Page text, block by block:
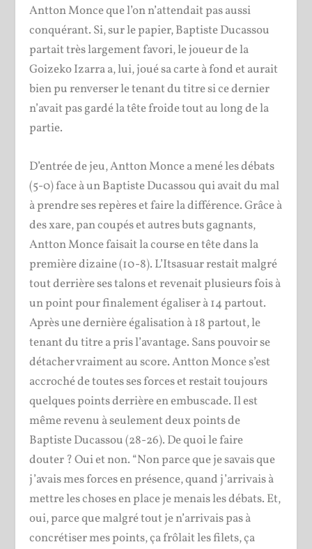
Antton Monce que l’on n’attendait pas aussi
conquérant. Si, sur le papier, Baptiste Ducassou
partait très largement favori, le joueur de la
Goizeko Izarra a, lui, joué sa carte à fond et aurait
bien pu renverser le tenant du titre si ce dernier
n’avait pas gardé la tête froide tout au long de la
partie.
D’entrée de jeu, Antton Monce a mené les débats
(5-0) face à un Baptiste Ducassou qui avait du mal
à prendre ses repères et faire la différence. Grâce à
des xare, pan coupés et autres buts gagnants,
Antton Monce faisait la course en tête dans la
première dizaine (10-8). L’Itsasuar restait malgré
tout derrière ses talons et revenait plusieurs fois à
un point pour finalement égaliser à 14 partout.
Après une dernière égalisation à 18 partout, le
tenant du titre a pris l’avantage. Sans pouvoir se
détacher vraiment au score. Antton Monce s’est
accroché de toutes ses forces et restait toujours
quelques points derrière en embuscade. Il est
même revenu à seulement deux points de
Baptiste Ducassou (28-26). De quoi le faire
douter ? Oui et non. “Non parce que je savais que
j’avais mes forces en présence, quand j’arrivais à
mettre les choses en place je menais les débats. Et,
oui, parce que malgré tout je n’arrivais pas à
concrétiser mes points, ça frôlait les filets, ça